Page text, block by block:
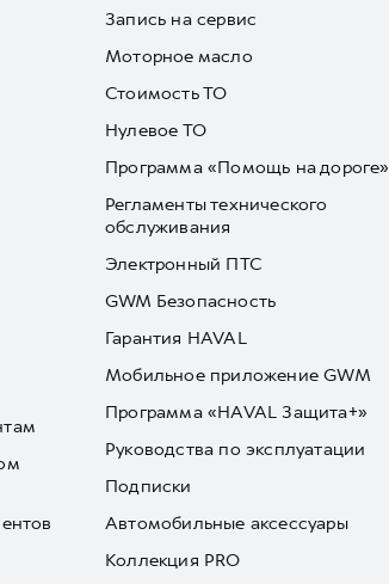
Запись на сервис
Моторное масло
Стоимость ТО
Нулевое ТО
Программа «Помощь на дороге»
Регламенты технического
обслуживания
Электронный ПТС
GWM Безопасность
Гарантия HAVAL
Мобильное приложение GWM
Программа «HAVAL Защита+»
Руководства по эксплуатации
Подписки
Автомобильные аксессуары
Коллекция PRO